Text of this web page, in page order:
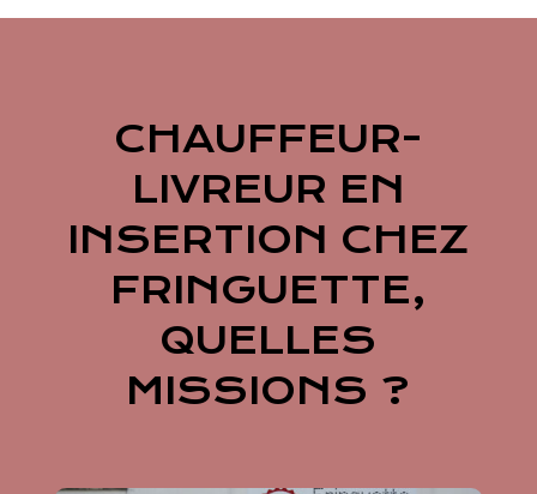
CHAUFFEUR-
LIVREUR EN
INSERTION CHEZ
FRINGUETTE,
QUELLES
MISSIONS ?